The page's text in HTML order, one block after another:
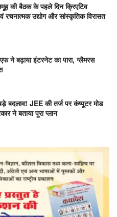
की बैठक के पहले दिन क्रिएटिव
रचनात्मक उद्योग और सांस्कृतिक विरासत
ने बढ़ाया इंटरनेट का पारा, ग्लैमरस
बदलाव! JEE की तर्ज पर कंप्यूटर मोड
ने बताया पूरा प्लान